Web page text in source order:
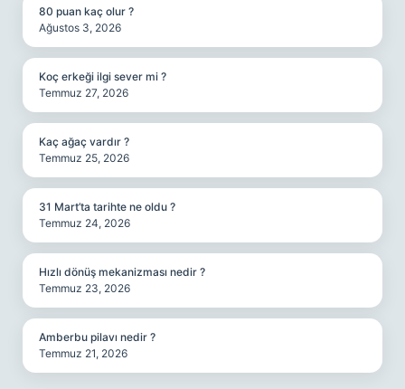
80 puan kaç olur ?
Ağustos 3, 2026
Koç erkeği ilgi sever mi ?
Temmuz 27, 2026
Kaç ağaç vardır ?
Temmuz 25, 2026
31 Mart’ta tarihte ne oldu ?
Temmuz 24, 2026
Hızlı dönüş mekanizması nedir ?
Temmuz 23, 2026
Amberbu pilavı nedir ?
Temmuz 21, 2026